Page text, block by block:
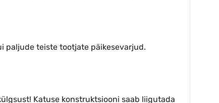
paljude teiste tootjate päikesevarjud.
Katuse konstruktsiooni saab liigutada